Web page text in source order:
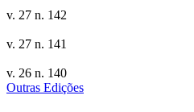
v. 27 n. 142
v. 27 n. 141
v. 26 n. 140
Outras Edições